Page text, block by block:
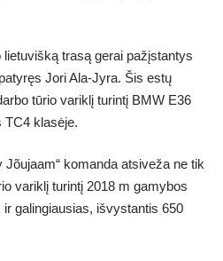
trasą gerai pažįstantys
Jori Ala-Jyra. Šis estų
tūrio variklį turintį BMW E36
TC4 klasėje.
komanda atsiveža ne tik
variklį turintį 2018 m gamybos
ir galingiausias, išvystantis 650